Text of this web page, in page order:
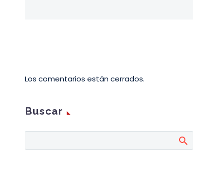
Los comentarios están cerrados.
Buscar